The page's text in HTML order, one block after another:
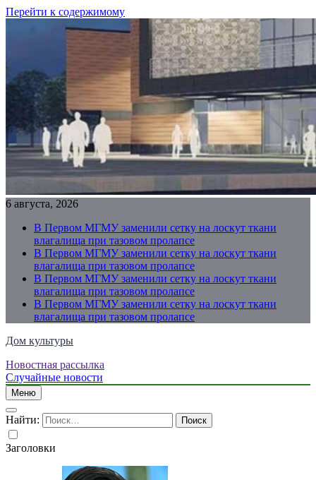
Перейти к содержимому
6 августа, 2026
В Первом МГМУ заменили сетку на лоскут ткани
влагалища при тазовом пролапсе
В Первом МГМУ заменили сетку на лоскут ткани
влагалища при тазовом пролапсе
В Первом МГМУ заменили сетку на лоскут ткани
влагалища при тазовом пролапсе
В Первом МГМУ заменили сетку на лоскут ткани
влагалища при тазовом пролапсе
Дом культуры
Just another WordPress site
Новостная рассылка
Случайные новости
Меню
Найти:
Заголовки